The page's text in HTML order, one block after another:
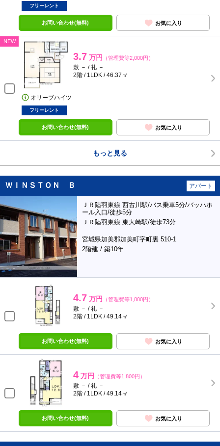
フリーレント
お問い合わせ(無料) お気に入り
NEW
3.7 万円 （管理費等2,000円）
敷 － / 礼 －
2階 / 1LDK / 46.37㎡
オリーブハイツ
フリーレント
お問い合わせ(無料) お気に入り
もっと見る
ＷＩＮＳＴＯＮ Ｂ アパート
ＪＲ陸羽東線 西古川駅/バス乗車5分/バッハホ
ール入口/徒歩5分
ＪＲ陸羽東線 東大崎駅/徒歩73分
宮城県加美郡加美町字町裏 510-1
2階建 / 築10年
4.7 万円 （管理費等1,800円）
敷 － / 礼 －
2階 / 1LDK / 49.14㎡
お問い合わせ(無料) お気に入り
4 万円 （管理費等1,800円）
敷 － / 礼 －
2階 / 1LDK / 49.14㎡
お問い合わせ(無料) お気に入り